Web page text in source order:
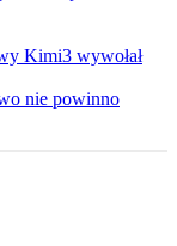
Kimi3 wywołał
nie powinno